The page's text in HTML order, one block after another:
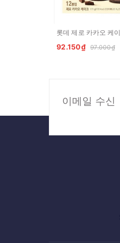
92.150₫ 97.000₫
이메일 수신